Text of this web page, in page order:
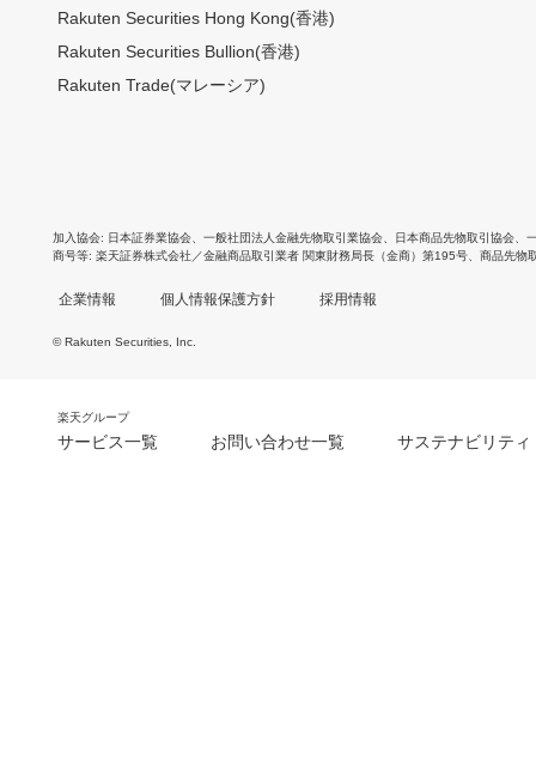
Rakuten Securities Hong Kong(香港)
Rakuten Securities Bullion(香港)
Rakuten Trade(マレーシア)
加入協会 日本証券業協会 一般社団法人金融先物取引業協会 日本商品先物取引協会
商号等 楽天証券株式会社／金融商品取引業者 関東財務局長（金商）第195号、商品先物
企業情報 個人情報保護方針 採用情報
© Rakuten Securities, Inc.
楽天グループ
サービス一覧 お問い合わせ一覧 サステナビリティ